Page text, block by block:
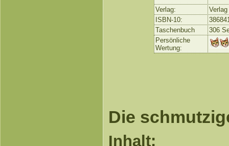
Verlag:
ISBN-10:
Taschenbuch
306
Persönliche
Wertung:
Die
Inhalt: